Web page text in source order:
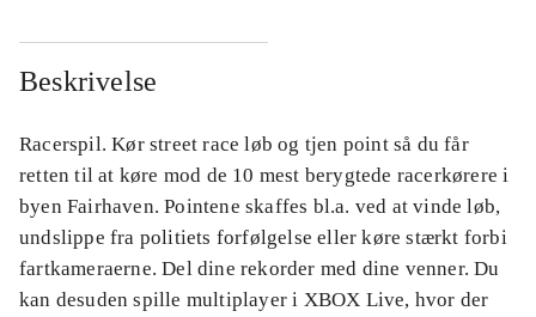
Beskrivelse
Racerspil. Kør street race løb og tjen point så du får
retten til at køre mod de 10 mest berygtede racerkørere i
byen Fairhaven. Pointene skaffes bl.a. ved at vinde løb,
undslippe fra politiets forfølgelse eller køre stærkt forbi
fartkameraerne. Del dine rekorder med dine venner. Du
kan desuden spille multiplayer i XBOX Live, hvor der